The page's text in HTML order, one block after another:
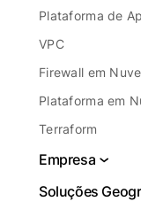
Plataforma de
VPC
Firewall em
Plataforma em
Terraform
Empresa
Soluções